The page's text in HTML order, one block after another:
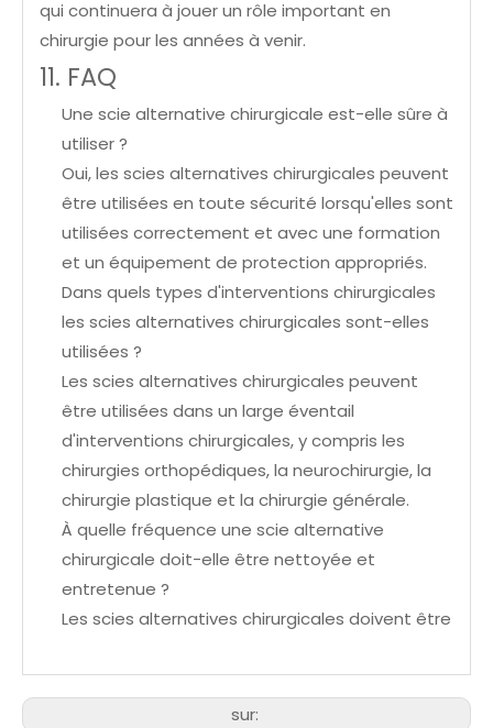
qui continuera à jouer un rôle important en
chirurgie pour les années à venir.
11. FAQ
Une scie alternative chirurgicale est-elle sûre à
utiliser ?
Oui, les scies alternatives chirurgicales peuvent
être utilisées en toute sécurité lorsqu'elles sont
utilisées correctement et avec une formation
et un équipement de protection appropriés.
Dans quels types d'interventions chirurgicales
les scies alternatives chirurgicales sont-elles
utilisées ?
Les scies alternatives chirurgicales peuvent
être utilisées dans un large éventail
d'interventions chirurgicales, y compris les
chirurgies orthopédiques, la neurochirurgie, la
chirurgie plastique et la chirurgie générale.
À quelle fréquence une scie alternative
chirurgicale doit-elle être nettoyée et
entretenue ?
Les scies alternatives chirurgicales doivent être
sur: